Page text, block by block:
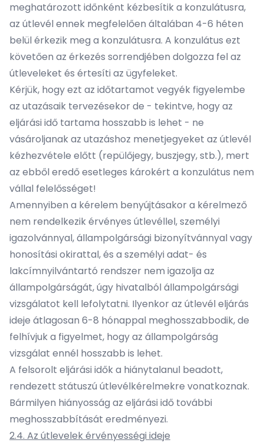
meghatározott időnként kézbesítik a konzulátusra,
az útlevél ennek megfelelően általában 4-6 héten
belül érkezik meg a konzulátusra. A konzulátus ezt
követően az érkezés sorrendjében dolgozza fel az
útleveleket és értesíti az ügyfeleket.
Kérjük, hogy ezt az időtartamot vegyék figyelembe
az utazásaik tervezésekor de - tekintve, hogy az
eljárási idő tartama hosszabb is lehet - ne
vásároljanak az utazáshoz menetjegyeket az útlevél
kézhezvétele előtt (repülőjegy, buszjegy, stb.), mert
az ebből eredő esetleges károkért a konzulátus nem
vállal felelősséget!
Amennyiben a kérelem benyújtásakor a kérelmező
nem rendelkezik érvényes útlevéllel, személyi
igazolvánnyal, állampolgársági bizonyítvánnyal vagy
honosítási okirattal, és a személyi adat- és
lakcímnyilvántartó rendszer nem igazolja az
állampolgárságát, úgy hivatalból állampolgársági
vizsgálatot kell lefolytatni. Ilyenkor az útlevél eljárás
ideje átlagosan 6-8 hónappal meghosszabbodik, de
felhívjuk a figyelmet, hogy az állampolgárság
vizsgálat ennél hosszabb is lehet.
A felsorolt eljárási idők a hiánytalanul beadott,
rendezett státuszú útlevélkérelmekre vonatkoznak.
Bármilyen hiányosság az eljárási idő további
meghosszabbítását eredményezi.
2.4. Az útlevelek érvényességi ideje